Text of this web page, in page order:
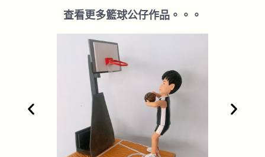
查看更多籃球公仔作品。。。